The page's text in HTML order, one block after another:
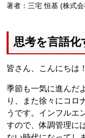
著者：三宅 恒基 (株式
思考を言語化
皆さん、こんにちは！
季節も一気に進んだ
り、また徐々にコロ
うです。インフルエ
すので、体調管理に